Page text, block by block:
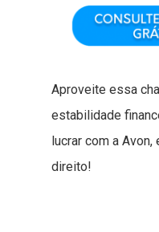
Aproveite essa
estabilidade
lucrar com a
direito!